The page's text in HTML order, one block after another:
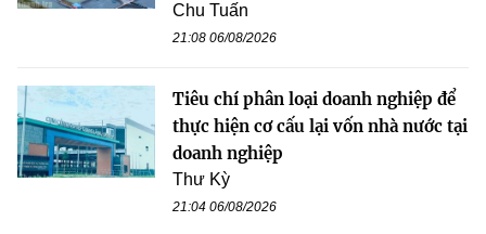
Chu Tuấn
21:08 06/08/2026
Tiêu chí phân loại doanh nghiệp để
thực hiện cơ cấu lại vốn nhà nước tại
doanh nghiệp
Thư Kỳ
21:04 06/08/2026